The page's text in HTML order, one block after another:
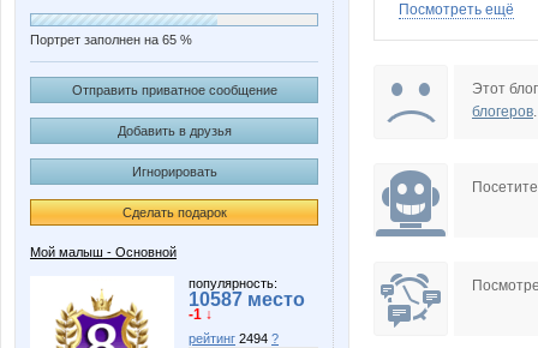
Портрет заполнен на 65 %
Отправить приватное сообщение
Добавить в друзья
Игнорировать
Сделать подарок
Мой малыш - Основной
популярность:
10587 место
-1 ↓
рейтинг 2494 ?
Chanse
Julin Kathrin
Посмотреть ещё
Этот
блогеров.